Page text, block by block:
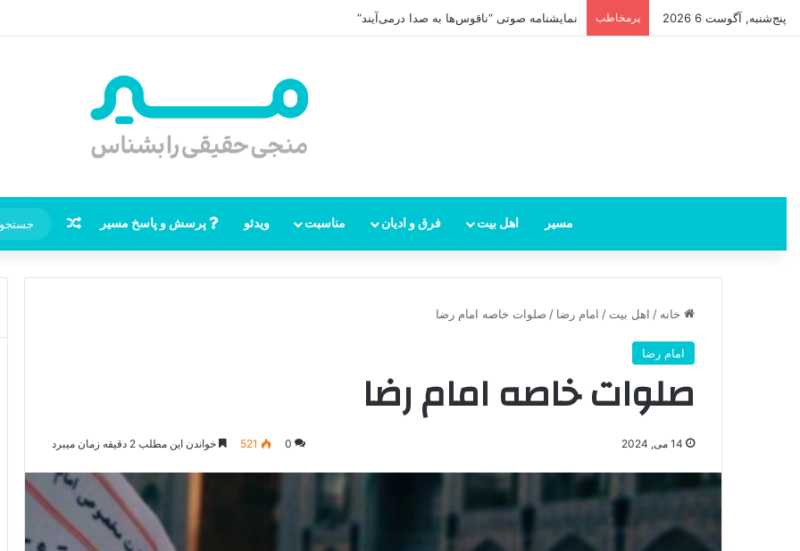
پنج‌شنبه, آگوست 6 2026 پرمخاطب امام زمان از کجا ظهور می‌کند؟ محل ظهور امام زمان، نقشه راه ظهور از مکه تا پایتختی کوفه
مسیر اهل بیت فرق و ادیان مناسبت ویدئو پرسش و پاسخ مسیر نوشته
خانه / اهل بیت / امام رضا / صلوات خاصه امام رضا
امام رضا
صلوات خاصه امام رضا
14 می, 2024 0
521 خواندن این مطلب 2 دقیقه زمان میبرد